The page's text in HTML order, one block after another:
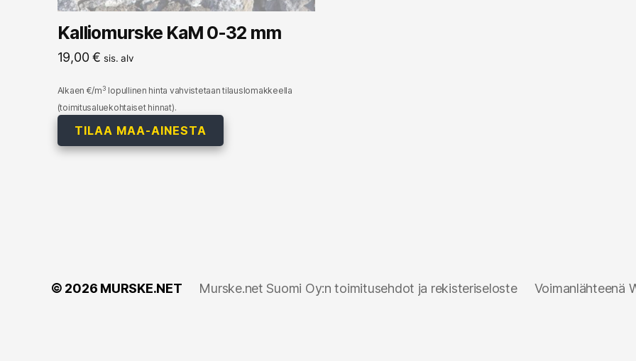
Kalliomurske KaM 0-32 mm
19,00€ sis. alv
Alkaen €/m3 lopullinen hinta vahvistetaan tilauslomakkeella
(toimitusaluekohtaiset hinnat).
TILAA MAA-AINESTA
© 2026 MURSKE.NET Murske.net Suomi Oy:n toimitusehdot ja rekisteriseloste Voimanlähteenä